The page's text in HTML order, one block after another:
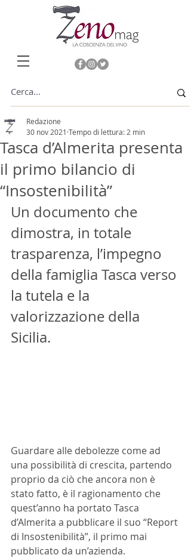
Tasca d’Almerita presenta
il primo bilancio di
“Insostenibilità”
Redazione
30 nov 2021 Tempo di lettura: 2 min
Un documento che
dimostra, in totale
trasparenza, l’impegno
della famiglia Tasca verso
la tutela e la
valorizzazione della
Sicilia.
Guardare alle debolezze come ad
una possibilità di crescita, partendo
proprio da ciò che ancora non è
stato fatto, è il ragionamento che
quest’anno ha portato Tasca
d’Almerita a pubblicare il suo “Report
di Insostenibilità”, il primo mai
pubblicato da un’azienda.